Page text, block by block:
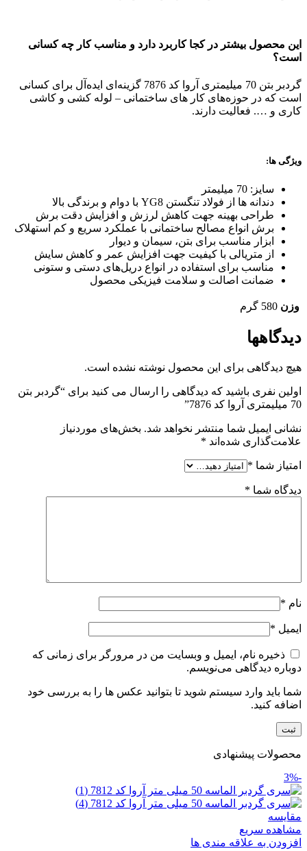
این محصول بیشتر در کجا کاربرد دارد و مناسب کار چه کسانی
است؟
گردبر بتن 70 میلیمتری آروا کد 7876 گزینه‌ای ایده‌آل برای کسانی
است که در حوزه‌های کار های ساختمانی – لوله کشی و کاشی
کاری و …. فعالیت دارند.
ویژگی ها:
سایز: 70 میلیمتر
دندانه‌ ها از فولاد تنگستن YG8 با دوام و برندگی بالا
طراحی بهینه جهت کاهش لرزش و افزایش دقت برش
برش انواع مصالح ساختمانی با عملکرد سریع و کم‌ استهلاک
ابزار مناسب برای بتن، سیمان و دیوار
از متریالی با کیفیت جهت افزایش عمر و کاهش سایش
مناسب برای استفاده در انواع دریل‌های دستی و ستونی
ضمانت اصالت و سلامت فیزیکی محصول
وزن 580 گرم
دیدگاهها
هیچ دیدگاهی برای این محصول نوشته نشده است.
اولین نفری باشید که دیدگاهی را ارسال می کنید برای “گردبر بتن
70 میلیمتری آروا کد 7876”
نشانی ایمیل شما منتشر نخواهد شد. بخش‌های موردنیاز
علامت‌گذاری شده‌اند *
امتیاز شما *
دیدگاه شما *
نام *
ایمیل *
ذخیره نام، ایمیل و وبسایت من در مرورگر برای زمانی که
دوباره دیدگاهی می‌نویسم.
شما باید وارد سیستم شوید تا بتوانید عکس ها را به بررسی خود
اضافه کنید.
محصولات پیشنهادی
-3%
مقایسه
مشاهده سریع
افزودن به علاقه مندی ها